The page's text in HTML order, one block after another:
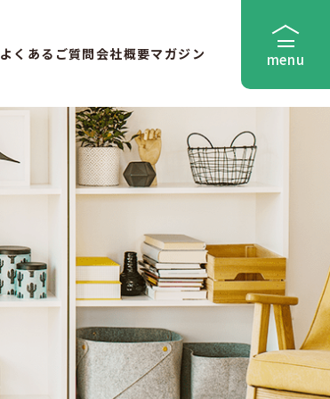
よくあるご質問会社概要マガジン menu